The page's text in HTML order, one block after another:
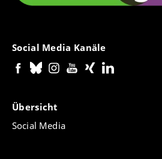
Social Media Kanäle
Übersicht
Social Media